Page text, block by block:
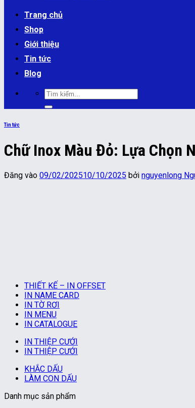
Trang chủ
Shop
Giới thiệu
Tin tức
Blog
Tìm
kiếm:
Tin tức
Chữ Inox Màu Đỏ: Lựa Chọn
Đăng vào 09/02/202510/10/2025 bởi nguyenlong
THIẾT KẾ – IN OFFSET
IN NAME CARD
IN TỜ RƠI
IN MENU
IN CATALOGUE
IN THIỆP CƯỚI
IN THIỆP CƯỚI
KHẮC DẤU
LÀM CON DẤU
Danh mục sản phẩm